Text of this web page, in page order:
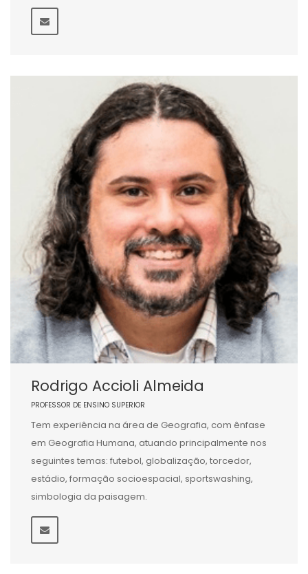
Rodrigo Accioli Almeida
PROFESSOR DE ENSINO SUPERIOR
Tem experiência na área de Geografia, com ênfase
em Geografia Humana, atuando principalmente nos
seguintes temas: futebol, globalização, torcedor,
estádio, formação socioespacial, sportswashing,
simbologia da paisagem.